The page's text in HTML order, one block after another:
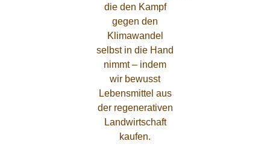
die den Kampf
gegen den
Klimawandel
selbst in die Hand
nimmt – indem
wir bewusst
Lebensmittel aus
der regenerativen
Landwirtschaft
kaufen.